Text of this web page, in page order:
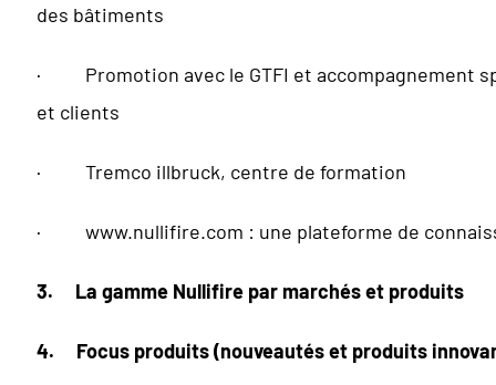
des bâtiments
· Promotion avec le GTFI et accompagnement
et clients
· Tremco illbruck, centre de formation
· www.nullifire.com : une plateforme de
3. La gamme Nullifire par marchés et produits
4. Focus produits (nouveautés et produits